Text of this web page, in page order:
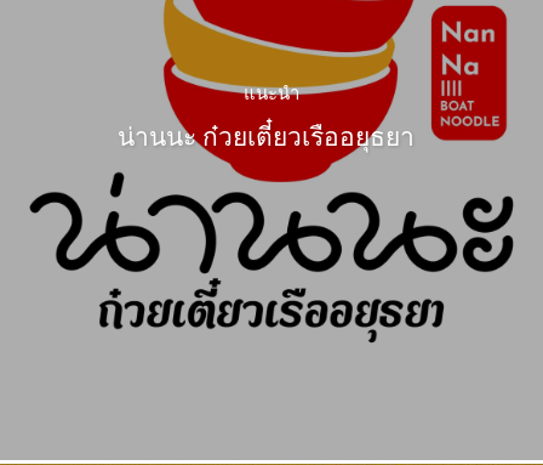
แนะนำ
น่านนะ ก๋วยเตี๋ยวเรืออยุธยา